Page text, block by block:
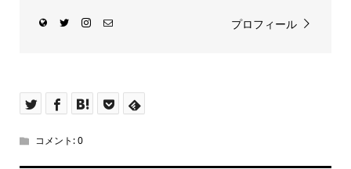
プロフィール
コメント:0